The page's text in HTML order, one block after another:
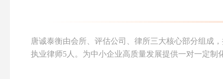
唐诚泰衡由会所、评估公司、律所三大核心部分组成
执业律师5人。为中小企业高质量发展提供一对一定制